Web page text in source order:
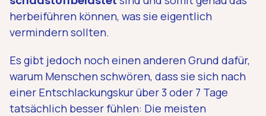
herbeiführen können, was sie eigentlich
vermindern sollten.
Es gibt jedoch noch einen anderen Grund dafür,
warum Menschen schwören, dass sie sich nach
einer Entschlackungskur über 3 oder 7 Tage
tatsächlich besser fühlen: Die meisten